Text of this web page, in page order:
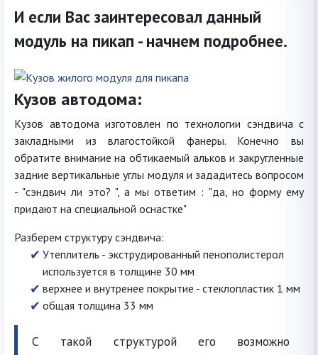
И если Вас заинтересовал данный
модуль на пикап - начнем подробнее.
Кузов автодома:
Кузов автодома изготовлен по технологии сэндвича с
закладными из влагостойкой фанеры. Конечно вы
обратите внимание на обтикаемый альков и закругленные
задние вертикальные углы модуля и зададитесь вопросом
- "сэндвич ли это? ", а мы ответим : "да, но форму ему
придают на специальной оснастке"
Разберем структуру сэндвича:
Утеплитель - экструдированный пенополистерол
используется в толщине 30 мм
верхнее и внутренее покрытие - стеклопластик 1 мм
общая толщина 33 мм
С такой структурой его возможно